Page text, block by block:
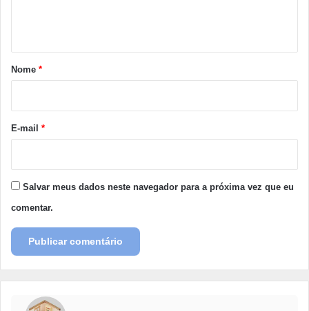
r
*
Nome *
E-mail *
Salvar meus dados neste navegador para a próxima vez que eu
comentar.